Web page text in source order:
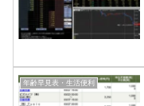
年齢早見表・生活便利